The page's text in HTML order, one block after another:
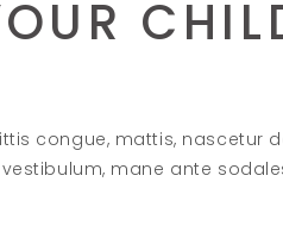
congue, mattis, nascetur
mane ante